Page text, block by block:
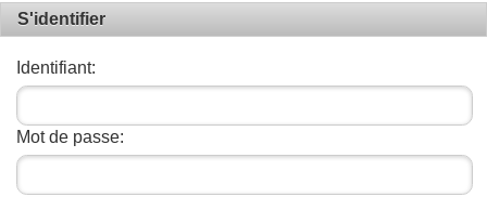
S'identifier
Identifiant:
Mot de passe: